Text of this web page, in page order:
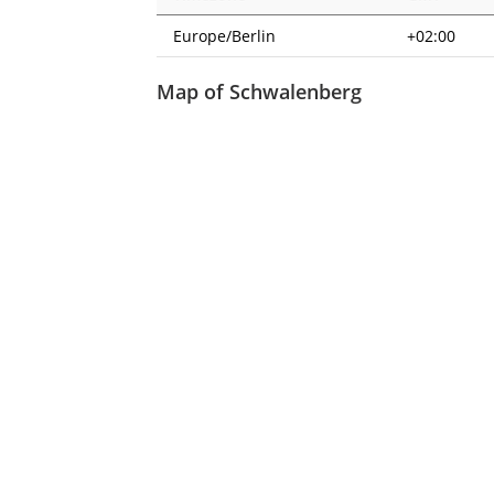
Europe/Berlin
+02:00
Map of Schwalenberg